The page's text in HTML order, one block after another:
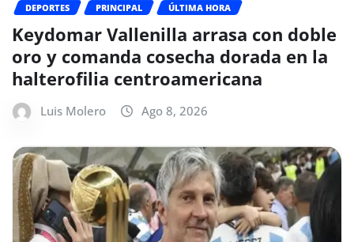
DEPORTES PRINCIPAL ÚLTIMA HORA
Keydomar Vallenilla arrasa con doble
oro y comanda cosecha dorada en la
halterofilia centroamericana
Luis Molero Ago 8, 2026